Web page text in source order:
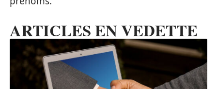
ARTICLES EN VEDETTE